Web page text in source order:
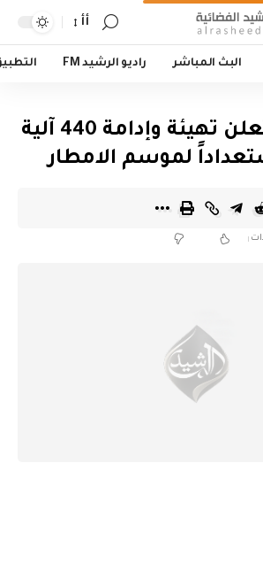
أأ
البث المباشر راديو الرشيد FM
امانة بغداد تعلن تهيئة وإدامة 440 آلية
لموسم الامطار